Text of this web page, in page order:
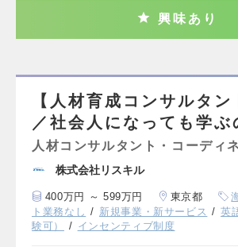
興味あり
【人材育成コンサルタ
／社会人になっても学
人材コンサルタント・コーディ
株式会社リスキル
400万円 ～ 599万円 東京都
ト業務なし
新規事業・新サービス 英
験可）
インセンティブ制度